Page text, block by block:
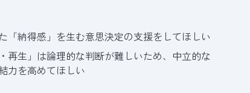
「納得感」を生む意思決定の支援をしてほしい
再生」は論理的な判断が難しいため、中立的な
力を高めてほしい